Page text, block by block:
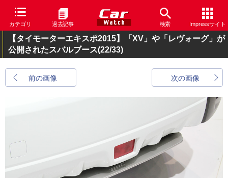
カテゴリ 過去記事 検索 Impressサイト
【タイモーターエキスポ2015】「XV」や「レヴォーグ」が
公開されたスバルブース(22/33)
前の画像 次の画像